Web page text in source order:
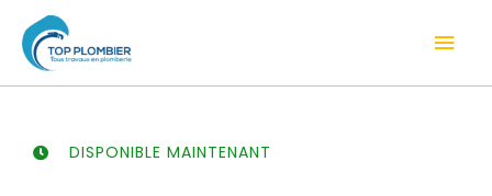
contenu
DISPONIBLE MAINTENANT